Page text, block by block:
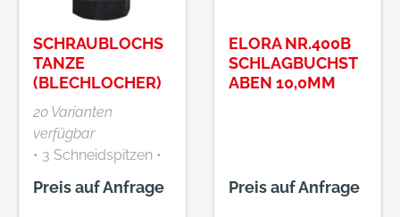
SCHRAUBLOCHS
TANZE
(BLECHLOCHER)
20 Varianten
verfügbar
• 3 Schneidspitzen •
Zum schnellen,
sauberen und
Preis auf Anfrage
ELORA NR.400B
SCHLAGBUCHST
ABEN 10,0MM
Preis auf Anfrage